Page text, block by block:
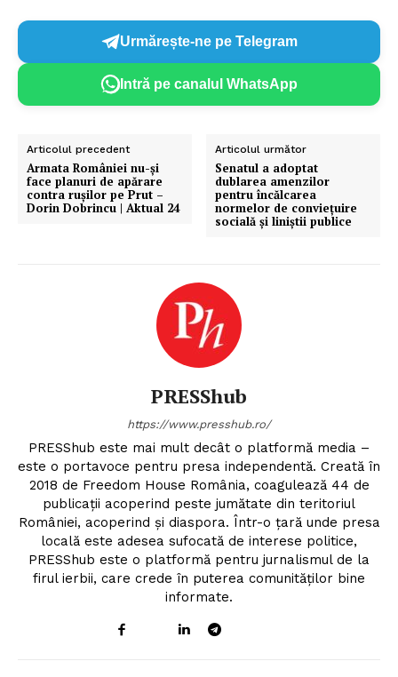
Urmărește-ne pe Telegram
Intră pe canalul WhatsApp
Articolul precedent
Armata României nu-și
face planuri de apărare
contra rușilor pe Prut –
Dorin Dobrincu | Aktual 24
Articolul următor
Senatul a adoptat
dublarea amenzilor
pentru încălcarea
normelor de convieţuire
socială şi liniştii publice
PRESShub
https://www.presshub.ro/
PRESShub este mai mult decât o platformă media –
este o portavoce pentru presa independentă. Creată în
2018 de Freedom House România, coagulează 44 de
publicații acoperind peste jumătate din teritoriul
României, acoperind și diaspora. Într-o țară unde presa
locală este adesea sufocată de interese politice,
PRESShub este o platformă pentru jurnalismul de la
firul ierbii, care crede în puterea comunităților bine
informate.